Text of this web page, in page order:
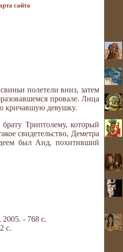
сайта
полетели вниз, затем
провале. Ли­ца
кричавшую девушку.
Триптолему, который
свидетельство, Деметра
был Аид, похи­тивший
- 768 с.
с.